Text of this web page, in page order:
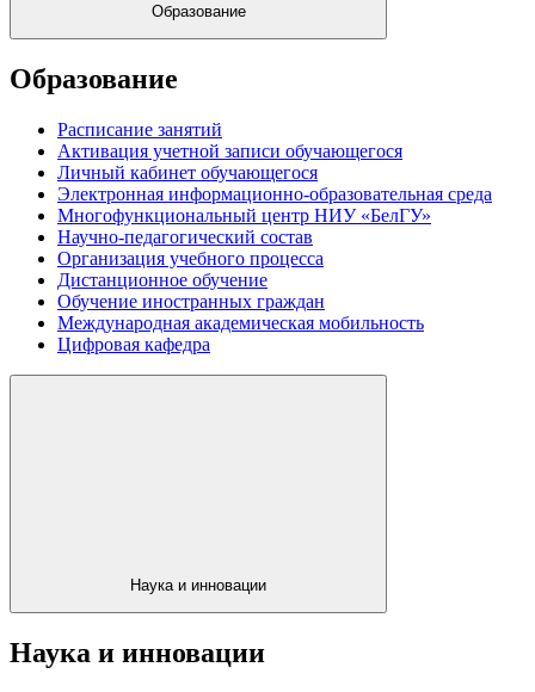
Образование
Образование
Расписание занятий
Активация учетной записи обучающегося
Личный кабинет обучающегося
Электронная информационно-образовательная среда
Многофункциональный центр НИУ «БелГУ»
Научно-педагогический состав
Организация учебного процесса
Дистанционное обучение
Обучение иностранных граждан
Международная академическая мобильность
Цифровая кафедра
Наука и инновации
Наука и инновации